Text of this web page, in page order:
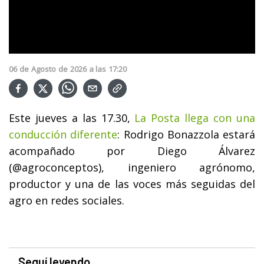
06 de Agosto de 2026 a las 17:20
Este jueves a las 17.30, La Posta llega con una
conducción diferente: Rodrigo Bonazzola estará
acompañado por Diego Álvarez
(@agroconceptos), ingeniero agrónomo,
productor y una de las voces más seguidas del
agro en redes sociales.